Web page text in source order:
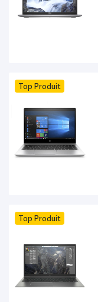
Top Produit
Top Produit